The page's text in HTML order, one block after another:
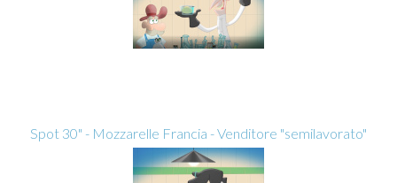
Spot 30" - Mozzarelle Francia - Venditore "semilavorato"